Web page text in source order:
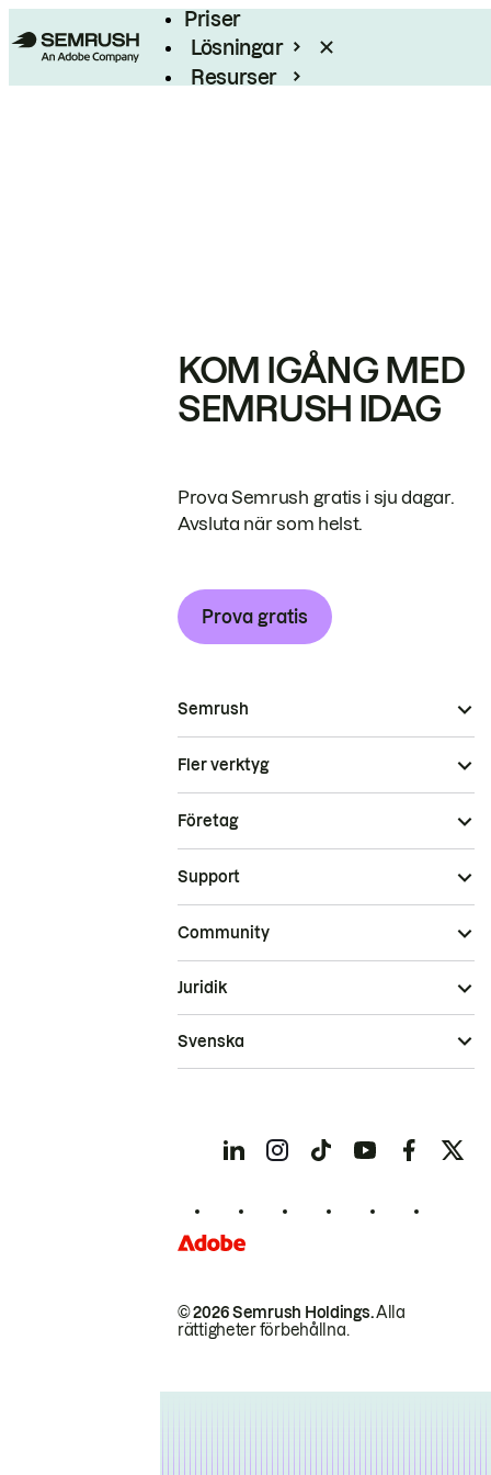
Priser
Lösningar
Resurser
KOM IGÅNG MED
SEMRUSH IDAG
Prova Semrush gratis i sju dagar.
Avsluta när som helst.
Prova gratis
Semrush
Fler verktyg
Företag
Support
Community
© 2026 Semrush Holdings.Alla
rättigheter förbehållna.
Juridik
Svenska